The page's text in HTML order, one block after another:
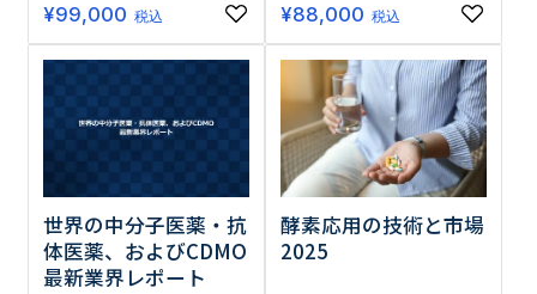
¥99,000 税込 ¥88,000 税込
世界の中分子医薬・抗
体医薬、およびCDMO
最新業界レポート
酵素応用の技術と市場
2025